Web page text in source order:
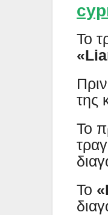
Το
της
Το
Το